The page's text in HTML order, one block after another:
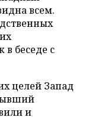
всем.
в беседе с
целей Запад
и